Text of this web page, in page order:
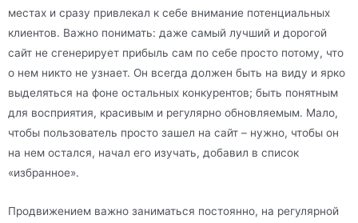
местах и сразу привлекал к себе внимание потенциальных
клиентов. Важно понимать: даже самый лучший и дорогой
сайт не сгенерирует прибыль сам по себе просто потому, что
о нем никто не узнает. Он всегда должен быть на виду и ярко
выделяться на фоне остальных конкурентов; быть понятным
для восприятия, красивым и регулярно обновляемым. Мало,
чтобы пользователь просто зашел на сайт – нужно, чтобы он
на нем остался, начал его изучать, добавил в список
«избранное».
Продвижением важно заниматься постоянно, на регулярной